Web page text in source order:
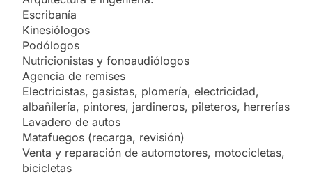
Escribanía
Kinesiólogos
Podólogos
Nutricionistas y fonoaudiólogos
Agencia de remises
Electricistas, gasistas, plomería, electricidad,
albañilería, pintores, jardineros, pileteros, herrerías
Lavadero de autos
Matafuegos (recarga, revisión)
Venta y reparación de automotores, motocicletas,
bicicletas